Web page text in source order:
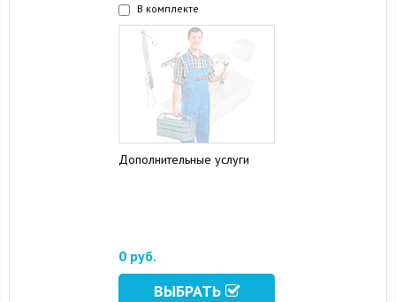
В комплекте
Дополнительные услуги
0 руб.
ВЫБРАТЬ